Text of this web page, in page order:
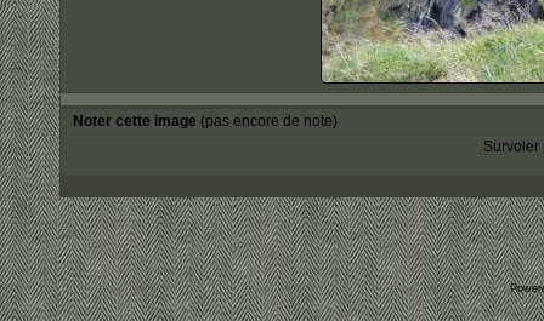
Noter cette image (pas encore de note)
Survoler